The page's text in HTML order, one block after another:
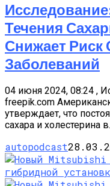
Течения
Снижает Риск
Заболеваний
04 июня 2024, 08:24 ,
freepik.com
утверждает, что
сахара и холестерина
autopodcast